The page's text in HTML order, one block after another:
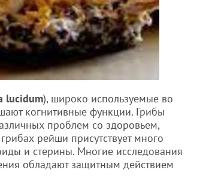
lucidum), широко используемые во
когнитивные функции. Грибы
проблем со здоровьем,
рейши присутствует много
и стерины. Многие исследования
обладают защитным действием